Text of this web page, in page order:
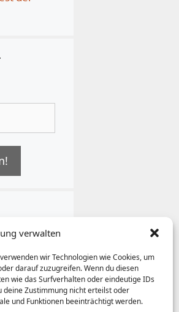
verwalten
wir Technologien wie Cookies, um
darauf zuzugreifen. Wenn du diesen
wie das Surfverhalten oder eindeutige IDs
deine Zustimmung nicht erteilst oder
und Funktionen beeinträchtigt werden.